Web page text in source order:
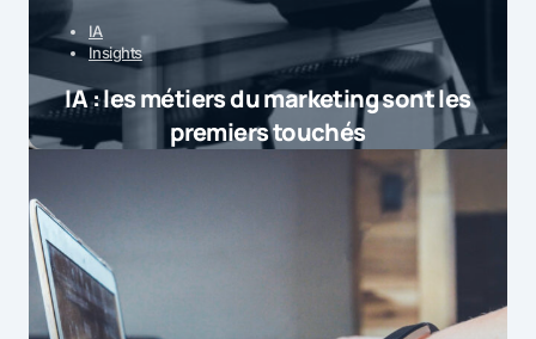
IA
Insights
IA : les métiers du marketing sont les
premiers touchés